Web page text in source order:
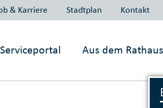
& Karriere Stadtplan Kontakt
Serviceportal Aus dem Rathaus